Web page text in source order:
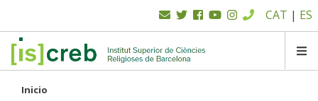
contenido
principal
superior
SK
CAT | ES
Inicio